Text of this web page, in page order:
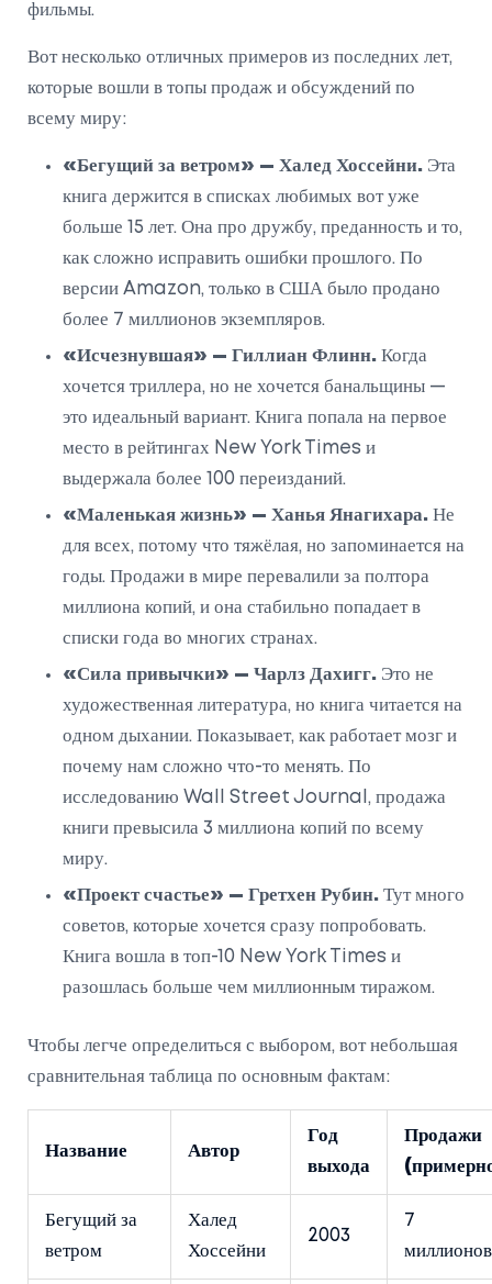
фильмы.
Вот несколько отличных примеров из последних лет,
которые вошли в топы продаж и обсуждений по
всему миру:
«Бегущий за ветром» — Халед Хоссейни. Эта
книга держится в списках любимых вот уже
больше 15 лет. Она про дружбу, преданность и то,
как сложно исправить ошибки прошлого. По
версии Amazon, только в США было продано
более 7 миллионов экземпляров.
«Исчезнувшая» — Гиллиан Флинн. Когда
хочется триллера, но не хочется банальщины —
это идеальный вариант. Книга попала на первое
место в рейтингах New York Times и
выдержала более 100 переизданий.
«Маленькая жизнь» — Ханья Янагихара. Не
для всех, потому что тяжёлая, но запоминается на
годы. Продажи в мире перевалили за полтора
миллиона копий, и она стабильно попадает в
списки года во многих странах.
«Сила привычки» — Чарлз Дахигг. Это не
художественная литература, но книга читается на
одном дыхании. Показывает, как работает мозг и
почему нам сложно что-то менять. По
исследованию Wall Street Journal, продажа
книги превысила 3 миллиона копий по всему
миру.
«Проект счастье» — Гретхен Рубин. Тут много
советов, которые хочется сразу попробовать.
Книга вошла в топ-10 New York Times и
разошлась больше чем миллионным тиражом.
Чтобы легче определиться с выбором, вот небольшая
сравнительная таблица по основным фактам:
Название Автор
Год
выхода
Продажи
Бегущий за
ветром
Халед
Хоссейни
2003
7
миллионов